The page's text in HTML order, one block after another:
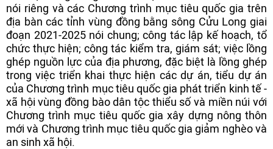
nói riêng và các Chương trình mục tiêu quốc gia trên
địa bàn các tỉnh vùng đồng bằng sông Cửu Long giai
đoạn 2021-2025 nói chung; công tác lập kế hoạch, tổ
chức thực hiện; công tác kiểm tra, giám sát; việc lồng
ghép nguồn lực của địa phương, đặc biệt là lồng ghép
trong việc triển khai thực hiện các dự án, tiểu dự án
của Chương trình mục tiêu quốc gia phát triển kinh tế -
xã hội vùng đồng bào dân tộc thiểu số và miền núi với
Chương trình mục tiêu quốc gia xây dựng nông thôn
mới và Chương trình mục tiêu quốc gia giảm nghèo và
an sinh xã hội.